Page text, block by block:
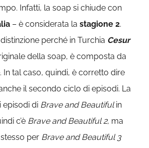
Infatti, la soap si chiude con
– è considerata lastagione 2.
perché in Turchia Cesur
della soap, è composta da
In tal caso, quindi, è corretto dire
il secondo ciclo di episodi. La
episodi di Brave and Beautifulin
c’è Brave and Beautiful 2, ma
per Brave and Beautiful 3